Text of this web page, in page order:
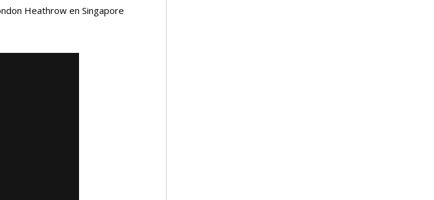
Heathrow en Singapore